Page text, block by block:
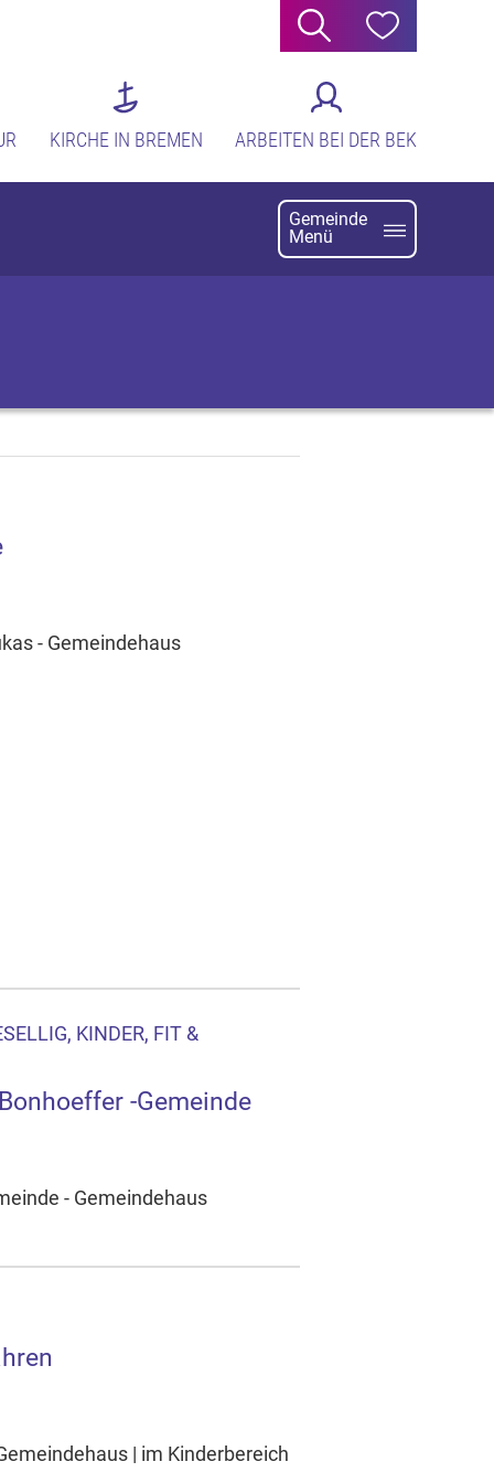
Suche Hilfe
KIRCHE IN BREMEN ARBEITEN BEI DER BEK
Gemeinde
Menü
- Gemeindehaus
KINDER, FIT &
-Gemeinde
- Gemeindehaus
| im Kinderbereich